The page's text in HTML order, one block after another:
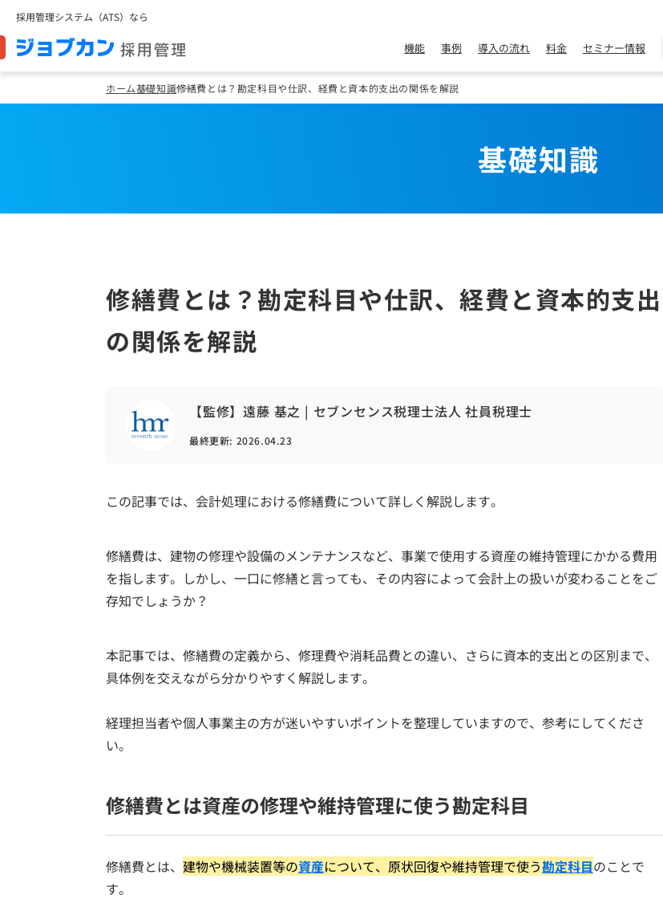
採用管理システム（ATS）なら
機能 事例 導入の流れ 料金 セミナー情報
ホーム基礎知識修繕費とは？勘定科目や仕訳、経費と資本的支出の関係を解説
基礎知識
修繕費とは？勘定科目や仕訳、経費と資本的支出
の関係を解説
【監修】遠藤 基之 | セブンセンス税理士法人 社員税理士
最終更新: 2026.04.23
この記事では、会計処理における修繕費について詳しく解説します。
修繕費は、建物の修理や設備のメンテナンスなど、事業で使用する資産の維持管理にかかる費用
を指します。しかし、一口に修繕と言っても、その内容によって会計上の扱いが変わることをご
存知でしょうか？
本記事では、修繕費の定義から、修理費や消耗品費との違い、さらに資本的支出との区別まで、
具体例を交えながら分かりやすく解説します。
経理担当者や個人事業主の方が迷いやすいポイントを整理していますので、参考にしてくださ
い。
修繕費とは資産の修理や維持管理に使う勘定科目
修繕費とは、 建物や機械装置等の資産について、原状回復や維持管理で使う勘定科目のことで
す。